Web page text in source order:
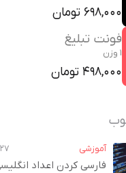
698,000 تومان
فونت تبلیغ
1 وزن
498,000 تومان
آموزشی ۲۷ مرداد ۱۳۹۶
فارسی کردن اعداد